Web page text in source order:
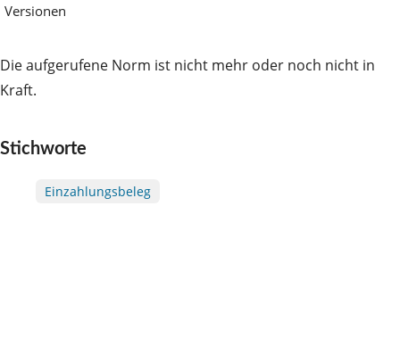
Versionen
Die aufgerufene Norm ist nicht mehr oder noch nicht in
Kraft.
Stichworte
Einzahlungsbeleg